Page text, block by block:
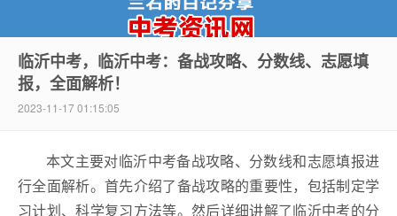
中考资讯网
临沂中考，临沂中考：备战攻略、分数线、志愿填
报，全面解析！
2023-11-17 01:15:05
本文主要对临沂中考备战攻略、分数线和志愿填报进
行全面解析。首先介绍了备战攻略的重要性，包括制定学
习计划、科学复习方法等。然后详细讲解了临沂中考的分